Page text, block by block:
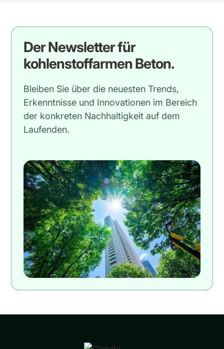
Der Newsletter für
kohlenstoffarmen Beton.
Bleiben Sie über die neuesten Trends,
Erkenntnisse und Innovationen im Bereich
der konkreten Nachhaltigkeit auf dem
Laufenden.